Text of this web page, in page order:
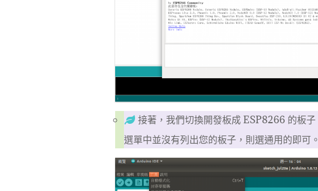
接著，我們切換開發板成 ESP8266 的板
選單中並沒有列出您的板子，則選通用的即可